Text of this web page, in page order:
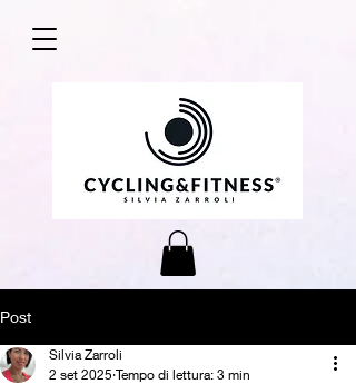
Post
Silvia Zarroli
2 set 2025 Tempo di lettura: 3 min